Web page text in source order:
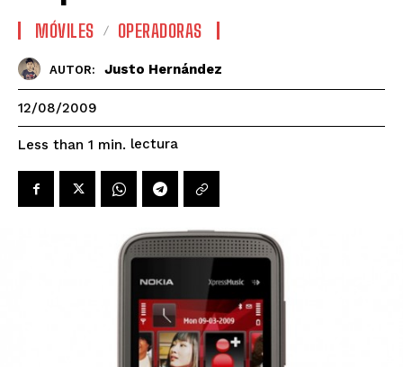
MÓVILES OPERADORAS
AUTOR: Justo Hernández
12/08/2009
Less than 1 min. lectura